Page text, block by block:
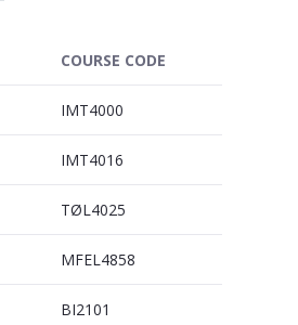
COURSE CODE
IMT4000
IMT4016
TØL4025
MFEL4858
BI2101